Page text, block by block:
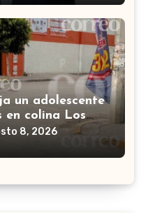
un adolescente
en colina Los
8, 2026